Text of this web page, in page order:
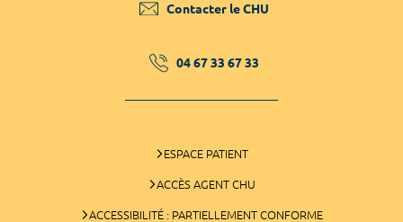
Contacter le CHU
04 67 33 67 33
ESPACE PATIENT
ACCÈS AGENT CHU
ACCESSIBILITÉ : PARTIELLEMENT CONFORME